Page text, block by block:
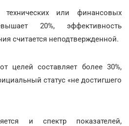
технических или финансовых
20%, эффективность
считается неподтвержденной.
целей составляет более 30%,
статус «не достигшего
и спектр показателей,